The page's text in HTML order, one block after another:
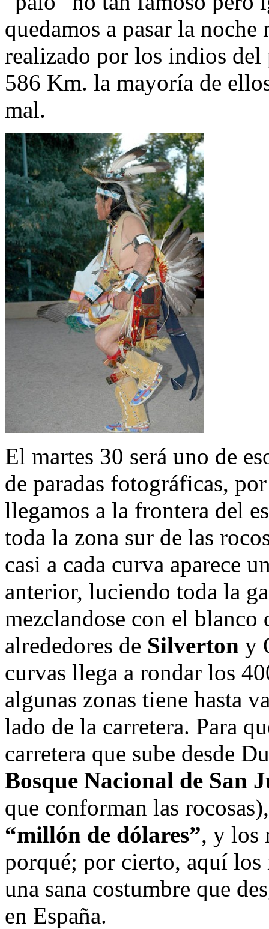
quedamos a pasar la
realizado por los indios
586 Km. la mayoría de
mal.
El martes 30 será uno de
de paradas fotográficas,
llegamos a la frontera del
toda la zona sur de las
casi a cada curva aparece
anterior, luciendo toda la
mezclandose con el blanco
alrededores de Silverton y
curvas llega a rondar los
algunas zonas tiene hasta
lado de la carretera. Para
carretera que sube desde
Bosque Nacional de San
que conforman las
“millón de dólares”, y los
porqué; por cierto, aquí los
una sana costumbre que
en España.